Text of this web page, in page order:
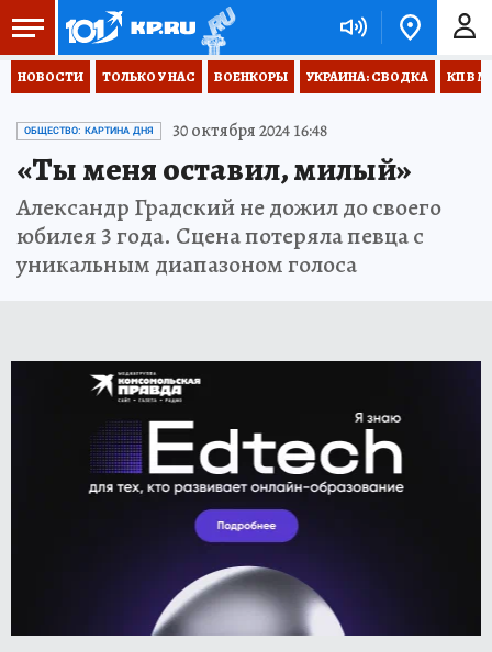
НОВОСТИ ТОЛЬКО У НАС ВОЕНКОРЫ УКРАИНА: СВОДКА КП В
ОБЩЕСТВО: КАРТИНА ДНЯ 30 октября 2024 16:48
«Ты меня оставил, милый»
Александр Градский не дожил до своего
юбилея 3 года. Сцена потеряла певца с
уникальным диапазоном голоса